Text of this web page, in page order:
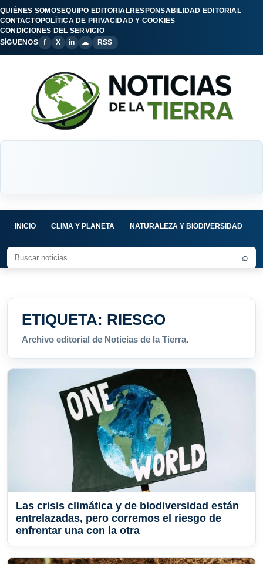
QUIÉNES SOMOSEQUIPO EDITORIALRESPONSABILIDAD EDITORIAL
CONTACTOPOLÍTICA DE PRIVACIDAD Y COOKIES
CONDICIONES DEL SERVICIO
SÍGUENOS
f X in ☁ RSS
INICIO CLIMA Y PLANETA NATURALEZA Y BIODIVERSIDAD
⌕
ETIQUETA: RIESGO
Archivo editorial de Noticias de la Tierra.
Las crisis climática y de biodiversidad están
entrelazadas, pero corremos el riesgo de
enfrentar una con la otra